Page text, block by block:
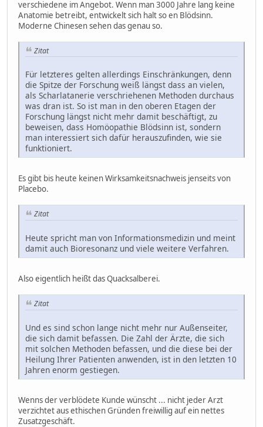
verschiedene im Angebot. Wenn man 3000 Jahre lang keine
Anatomie betreibt, entwickelt sich halt so en Blödsinn.
Moderne Chinesen sehen das genau so.
Zitat
Für letzteres gelten allerdings Einschränkungen, denn
die Spitze der Forschung weiß längst dass an vielen,
als Scharlatanerie verschriehenen Methoden durchaus
was dran ist. So ist man in den oberen Etagen der
Forschung längst nicht mehr damit beschäftigt, zu
beweisen, dass Homöopathie Blödsinn ist, sondern
man interessiert sich dafür herauszufinden, wie sie
funktioniert.
Es gibt bis heute keinen Wirksamkeitsnachweis jenseits von
Placebo.
Zitat
Heute spricht man von Informationsmedizin und meint
damit auch Bioresonanz und viele weitere Verfahren.
Also eigentlich heißt das Quacksalberei.
Zitat
Und es sind schon lange nicht mehr nur Außenseiter,
die sich damit befassen. Die Zahl der Ärzte, die sich
mit solchen Methoden befassen, und die diese bei der
Heilung Ihrer Patienten anwenden, ist in den letzten 10
Jahren enorm gestiegen.
Wenns der verblödete Kunde wünscht ... nicht jeder Arzt
verzichtet aus ethischen Gründen freiwillig auf ein nettes
Zusatzgeschäft.